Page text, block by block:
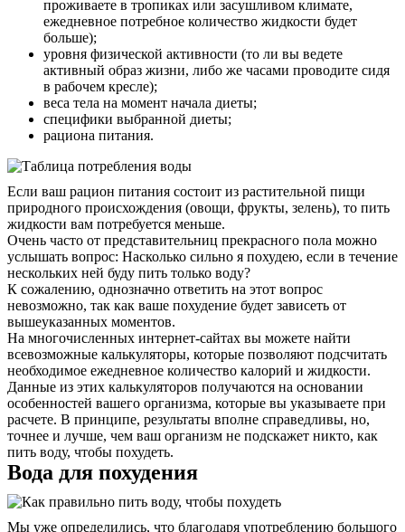
проживаете в тропиках или засушливом климате,
ежедневное потребное количество жидкости будет
больше);
уровня физической активности (то ли вы ведете
активный образ жизни, либо же часами проводите сидя
в рабочем кресле);
веса тела на момент начала диеты;
специфики выбранной диеты;
рациона питания.
Если ваш рацион питания состоит из растительной пищи
природного происхождения (овощи, фрукты, зелень), то пить
жидкости вам потребуется меньше.
Очень часто от представительниц прекрасного пола можно
услышать вопрос: Насколько сильно я похудею, если в течение
нескольких ней буду пить только воду?
К сожалению, однозначно ответить на этот вопрос
невозможно, так как ваше похудение будет зависеть от
вышеуказанных моментов.
На многочисленных интернет-сайтах вы можете найти
всевозможные калькуляторы, которые позволяют подсчитать
необходимое ежедневное количество калорий и жидкости.
Данные из этих калькуляторов получаются на основании
особенностей вашего организма, которые вы указываете при
расчете. В принципе, результаты вполне справедливы, но,
точнее и лучше, чем ваш организм не подскажет никто, как
пить воду, чтобы похудеть.
Вода для похудения
Мы уже определились, что благодаря употреблению большого